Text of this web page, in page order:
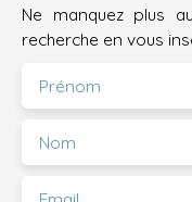
Ne manquez plus
recherche en vous
Prénom
Nom